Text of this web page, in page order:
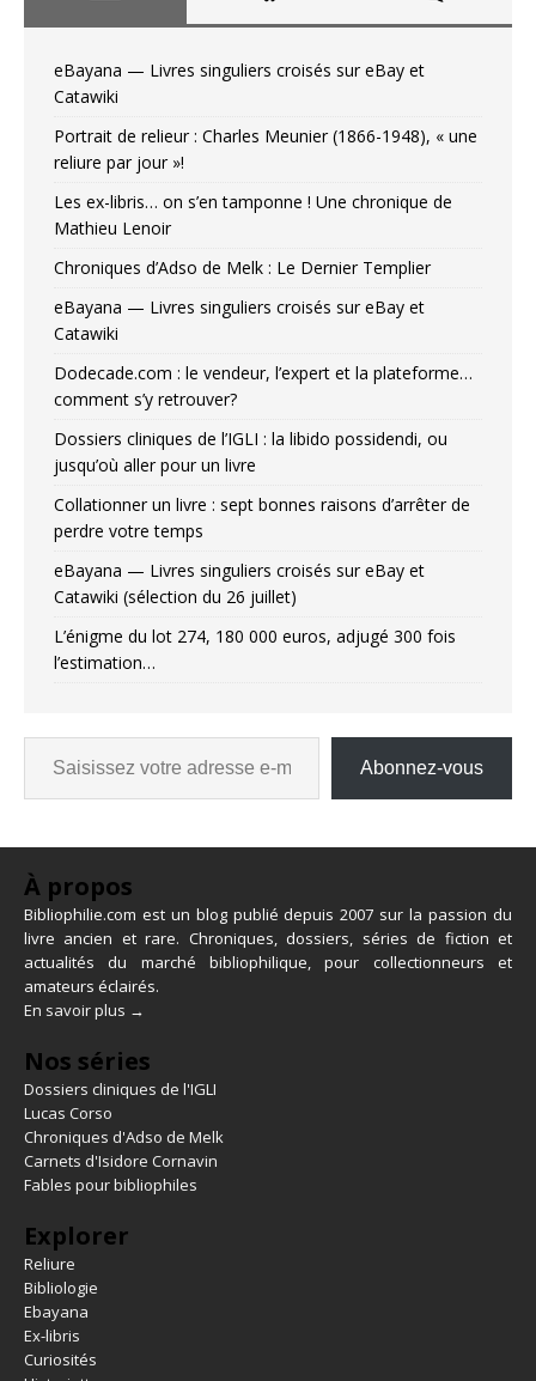
eBayana — Livres singuliers croisés sur eBay et
Catawiki
Portrait de relieur : Charles Meunier (1866-1948), « une
reliure par jour »!
Les ex-libris… on s’en tamponne ! Une chronique de
Mathieu Lenoir
Chroniques d’Adso de Melk : Le Dernier Templier
eBayana — Livres singuliers croisés sur eBay et
Catawiki
Dodecade.com : le vendeur, l’expert et la plateforme…
comment s’y retrouver?
Dossiers cliniques de l’IGLI : la libido possidendi, ou
jusqu’où aller pour un livre
Collationner un livre : sept bonnes raisons d’arrêter de
perdre votre temps
eBayana — Livres singuliers croisés sur eBay et
Catawiki (sélection du 26 juillet)
L’énigme du lot 274, 180 000 euros, adjugé 300 fois
l’estimation…
Abonnez-vous
À propos
Bibliophilie.com est un blog publié depuis 2007 sur la passion du
livre ancien et rare. Chroniques, dossiers, séries de fiction et
actualités du marché bibliophilique, pour collectionneurs et
amateurs éclairés.
En savoir plus →
Nos séries
Dossiers cliniques de l'IGLI
Lucas Corso
Chroniques d'Adso de Melk
Carnets d'Isidore Cornavin
Fables pour bibliophiles
Explorer
Reliure
Bibliologie
Ebayana
Ex-libris
Curiosités